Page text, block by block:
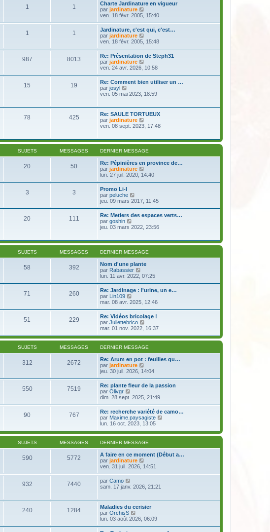
1 1
Charte Jardinature en vigueur
par jardinature
o
l
e
d
e
r
i
e
r
m
e
s
a
g
ven. 18 févr. 2005, 15:40
1 1
Jardinature, c'est qui, c'est…
par jardinature
o
l
e
d
e
r
i
r
m
e
s
g
ven. 18 févr. 2005, 15:48
987 8013
Re: Présentation de Steph31
par jardinature
o
l
e
d
r
n
e
m
e
s
s
a
g
e
ven. 24 avr. 2026, 10:58
15 19
Re: Comment bien utiliser un …
par josyl
o
l
e
d
e
n
e
r
m
e
s
s
g
e
ven. 05 mai 2023, 18:59
78 425
Re: SAULE TORTUEUX
par jardinature
l
e
e
r
n
i
e
e
s
s
a
g
ven. 08 sept. 2023, 17:48
SUJETS MESSAGES DERNIER MESSAGE
20 50
Re: Pépinières en province de…
par jardinature
o
e
d
e
r
r
m
e
s
s
g
lun. 27 juil. 2020, 14:40
3 3
Promo Li-l
par peluche
o
l
e
d
r
i
e
r
m
e
s
s
g
jeu. 09 mars 2017, 11:45
20 111
Re: Metiers des espaces verts…
par goshin
o
l
e
e
r
n
i
e
r
e
s
s
a
g
jeu. 03 mars 2022, 23:56
SUJETS MESSAGES DERNIER MESSAGE
58 392
Nom d'une plante
par Rabassier
o
r
l
e
d
e
r
n
i
e
r
m
e
s
s
a
lun. 11 avr. 2022, 07:25
71 260
Re: Jardinage : l'urine, un e…
par Lin109
o
l
e
d
e
n
i
e
r
m
e
s
a
mar. 08 avr. 2025, 12:46
51 229
Re: Vidéos bricolage !
par Juliettebrico
o
r
l
d
e
r
n
i
e
m
e
s
s
a
e
mar. 01 nov. 2022, 16:37
SUJETS MESSAGES DERNIER MESSAGE
312 2672
Re: Arum en pot : feuilles qu…
par jardinature
o
l
e
d
e
r
n
i
e
r
m
e
s
a
jeu. 30 juil. 2026, 14:04
550 7519
Re: plante fleur de la passion
par Olivgr
o
r
l
e
d
e
n
i
e
r
m
e
s
dim. 28 sept. 2025, 21:49
90 767
Re: recherche variété de camo…
par Maxime.paysagiste
r
d
e
i
e
lun. 16 oct. 2023, 13:05
SUJETS MESSAGES DERNIER MESSAGE
590 5772
A faire en ce moment (Début a…
par jardinature
o
e
e
r
i
e
ven. 31 juil. 2026, 14:51
932 7440 par Camo
o
e
d
e
r
sam. 17 janv. 2026, 21:21
240 1284
Maladies du cerisier
par OrchisS
o
lun. 03 août 2026, 06:09